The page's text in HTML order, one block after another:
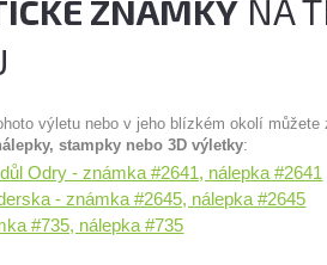
ZNÁMKY NA
výletu nebo v jeho blízkém okolí
stampky nebo 3D výletky:
Odry - známka #2641, nálepka #2641
- známka #2645, nálepka #2645
#735, nálepka #735